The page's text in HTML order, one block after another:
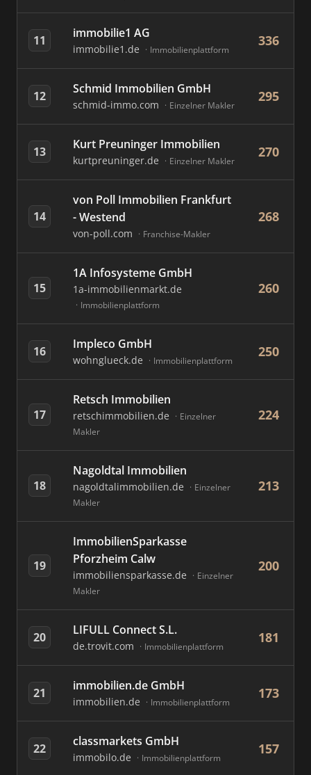
11 immobilie1 AG
immobilie1.de Immobilienplattform
336
12 Schmid Immobilien GmbH
schmid-immo.com Einzelner Makler
295
13 Kurt Preuninger Immobilien
kurtpreuninger.de Einzelner Makler
270
14
von Poll Immobilien Frankfurt
- Westend
von-poll.com Franchise-Makler
268
15
1A Infosysteme GmbH
1a-immobilienmarkt.de
Immobilienplattform
260
16 Impleco GmbH
wohnglueck.de Immobilienplattform
250
17
Retsch Immobilien
retschimmobilien.de
Einzelner
Makler
224
18
Nagoldtal Immobilien
nagoldtalimmobilien.de
Einzelner
Makler
213
19
ImmobilienSparkasse
Pforzheim Calw
immobiliensparkasse.de
Einzelner
Makler
200
20 LIFULL Connect S.L.
de.trovit.com Immobilienplattform
181
21 immobilien.de GmbH
immobilien.de Immobilienplattform
173
22 classmarkets GmbH
immobilo.de Immobilienplattform
157